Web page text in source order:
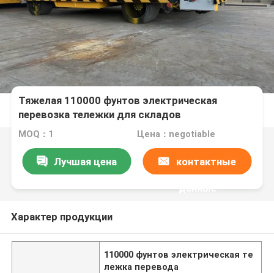
Тяжелая 110000 фунтов электрическая
перевозка тележки для складов
MOQ：1 Цена：negotiable
Лучшая цена контактные
данные
Характер продукции
110000 фунтов электрическая те
лежка перевода